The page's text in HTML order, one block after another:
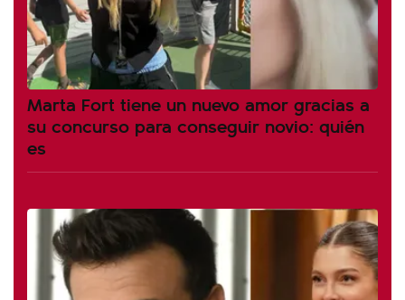
Marta Fort tiene un nuevo amor gracias a
su concurso para conseguir novio: quién
es